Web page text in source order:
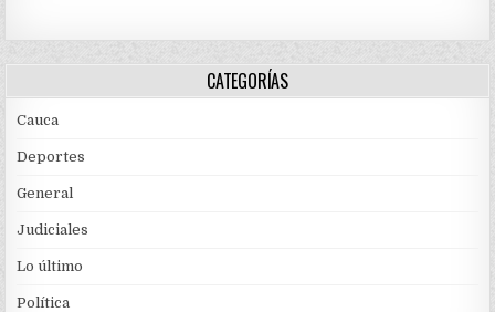
CATEGORÍAS
Cauca
Deportes
General
Judiciales
Lo último
Política